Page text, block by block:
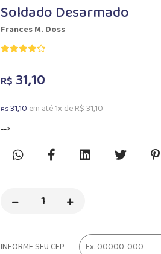
Soldado Desarmado
Frances M. Doss
R$ 31,10
R$31,10 em até 1x de R$ 31,10
-->
INFORME SEU CEP